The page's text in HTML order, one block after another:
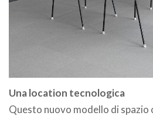
Una location tecnologica
Questo nuovo modello di spazio